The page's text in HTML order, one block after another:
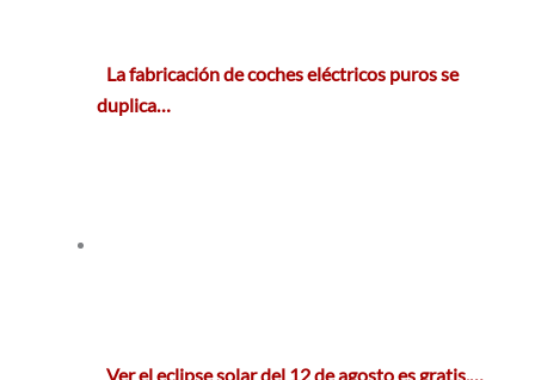
La fabricación de coches eléctricos puros se
duplica…
Ver el eclipse solar del 12 de agosto es gratis,…